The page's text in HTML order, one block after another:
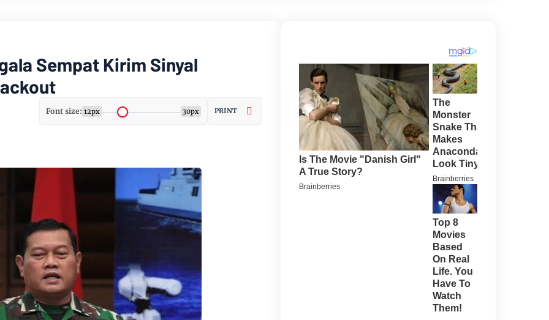
Sempat Kirim Sinyal
Font size: 12px 30px PRINT